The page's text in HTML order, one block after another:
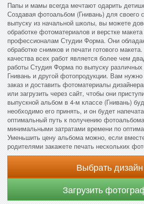
Папы и мамы всегда мечтают одарить
Создавая фотоальбом (Гнивань) для своего
выпуску из начальной школы, вы можете
обработке фотоматериалов и верстке
профессионалам Студии Форма. Они
обработке снимков и печати готового
качества всех работ является более чем
работы Студия Форма по выпуску
Гнивань и другой фотопродукции. Вам нужно
заказ и доставить фотоматериалы
или загрузить через сайт, чтобы они
выпускной альбом в 4-м классе (Гнивань)
необходимо его принять, и он будет
оптимальный путь к получению
минимальными затратами времени по
Уменьшить цену альбома можно, если
родителями закажете печать нескольких
Выбрать дизайн
Загрузить